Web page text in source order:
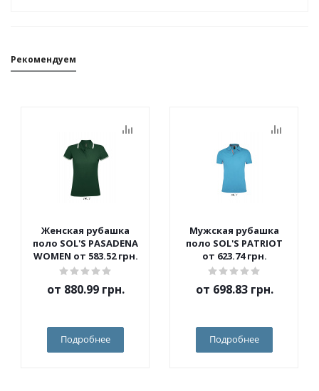
Рекомендуем
Женская рубашка
поло SOL'S PASADENA
WOMEN от 583.52 грн.
от 880.99 грн.
Подробнее
Мужская рубашка
поло SOL'S PATRIOT
от 623.74 грн.
от 698.83 грн.
Подробнее